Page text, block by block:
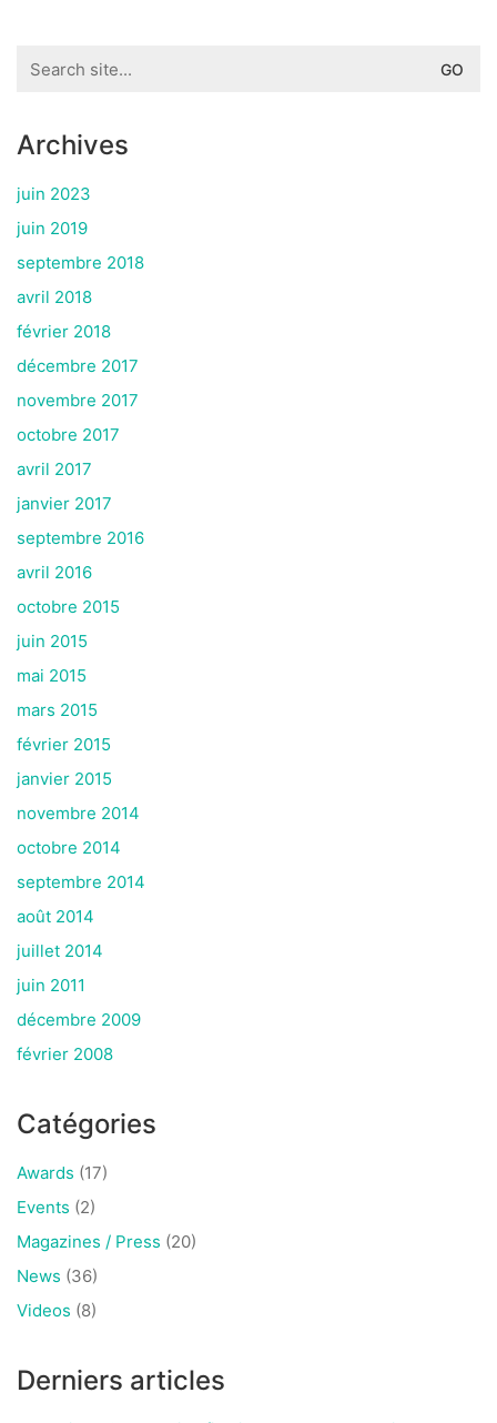
for:
Archives
juin 2023
juin 2019
septembre 2018
avril 2018
février 2018
décembre 2017
novembre 2017
octobre 2017
avril 2017
janvier 2017
septembre 2016
avril 2016
octobre 2015
juin 2015
mai 2015
mars 2015
février 2015
janvier 2015
novembre 2014
octobre 2014
septembre 2014
août 2014
juillet 2014
juin 2011
décembre 2009
février 2008
Catégories
Awards (17)
Events (2)
Magazines / Press (20)
News (36)
Videos (8)
Derniers articles